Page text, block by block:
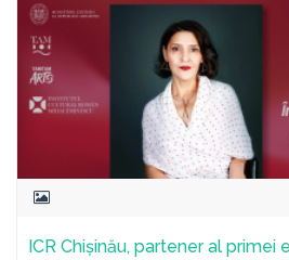
ICR Chișinău, partener al primei